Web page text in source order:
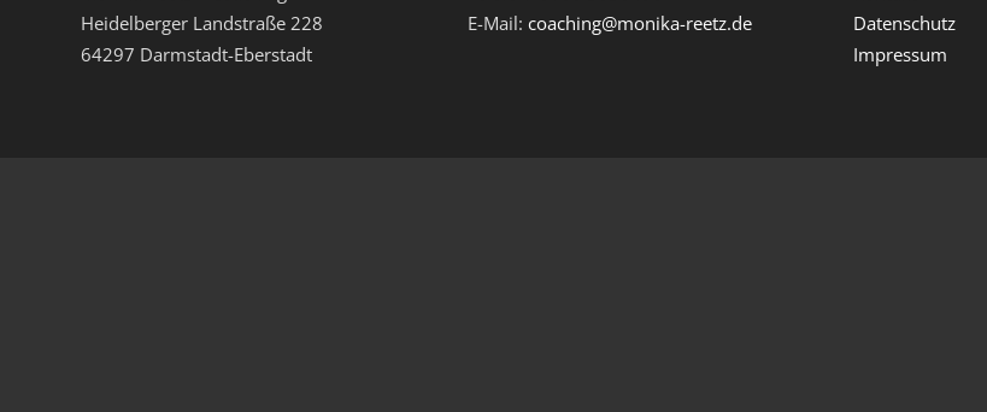
Heidelberger Landstraße 228
64297 Darmstadt-Eberstadt
E-Mail: coaching@monika-reetz.de
Datenschutz
Impressum